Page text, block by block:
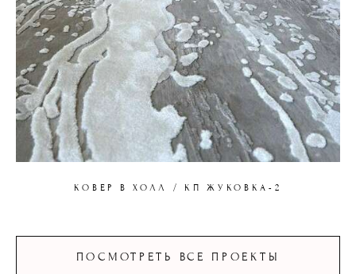
КОВЕР В ХОЛЛ / КП ЖУКОВКА-2
ПОСМОТРЕТЬ ВСЕ ПРОЕКТЫ